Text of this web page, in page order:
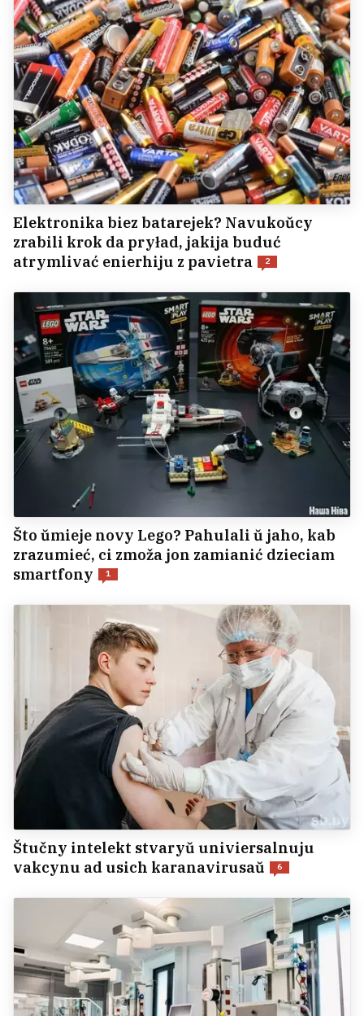
Elektronika biez batarejek? Navukoŭcy
zrabili krok da pryład, jakija buduć
atrymlivać enierhiju z pavietra
2
Što ŭmieje novy Lego? Pahulali ŭ jaho, kab
zrazumieć, ci zmoža jon zamianić dzieciam
smartfony
1
Štučny intelekt stvaryŭ univiersalnuju
vakcynu ad usich karanavirusaŭ
6